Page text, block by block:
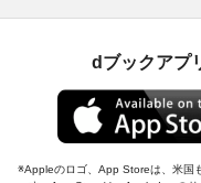
dブックアプ
Appleのロゴ、App Storeは、米国